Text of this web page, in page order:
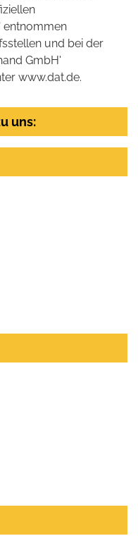
entnommen
und bei der
GmbH'
www.dat.de.
uns: